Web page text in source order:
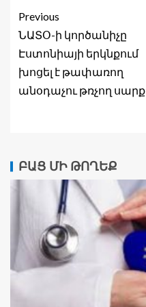
Previous
ՆԱՏՕ-ի կործանիչը
Էստոնիայի երկնքում
խոցել է թափառող
անօդաչու թռչող սարք
ԲԱՑ ՄԻ ԹՈՂԵՔ